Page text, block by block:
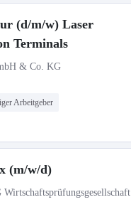
(d/m/w) Laser
Terminals
& Co. KG
Arbeitgeber
(m/w/d)